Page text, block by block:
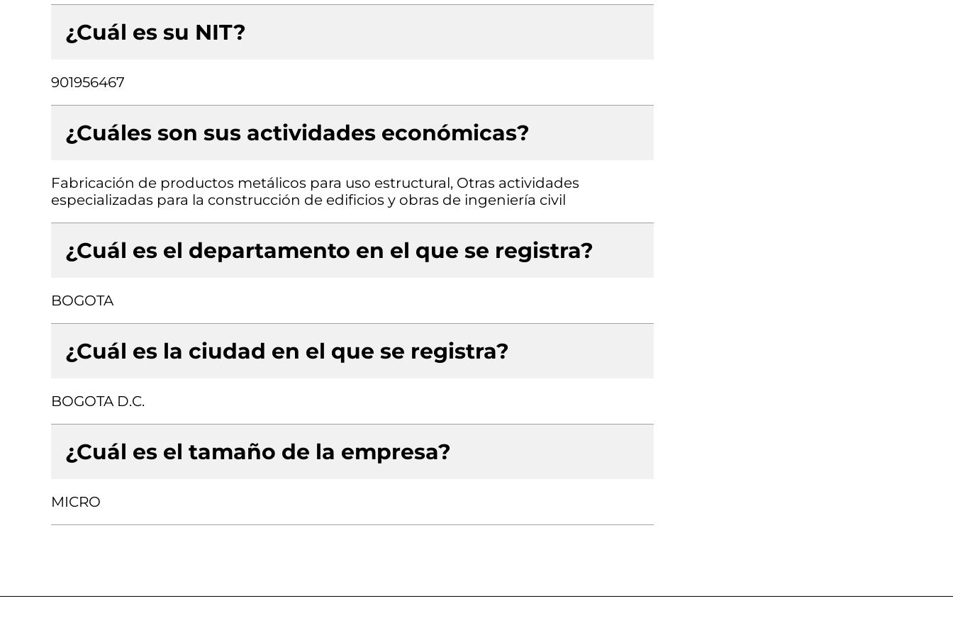
¿Cuál es su NIT?
901956467
¿Cuáles son sus actividades económicas?
Fabricación de productos metálicos para uso estructural, Otras actividades
especializadas para la construcción de edificios y obras de ingeniería civil
¿Cuál es el departamento en el que se registra?
BOGOTA
¿Cuál es la ciudad en el que se registra?
BOGOTA D.C.
¿Cuál es el tamaño de la empresa?
MICRO